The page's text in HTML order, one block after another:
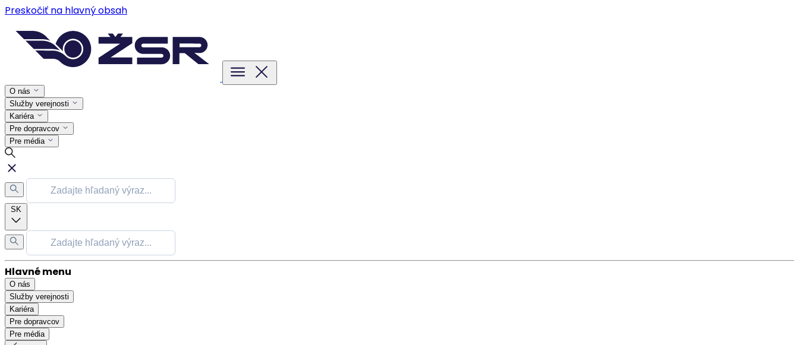
Preskočiť na hlavný obsah
O nás
Služby verejnosti
Kariéra
Pre dopravcov
Pre média
SK
Hlavné menu
O nás
Služby verejnosti
Kariéra
Pre dopravcov
Pre média